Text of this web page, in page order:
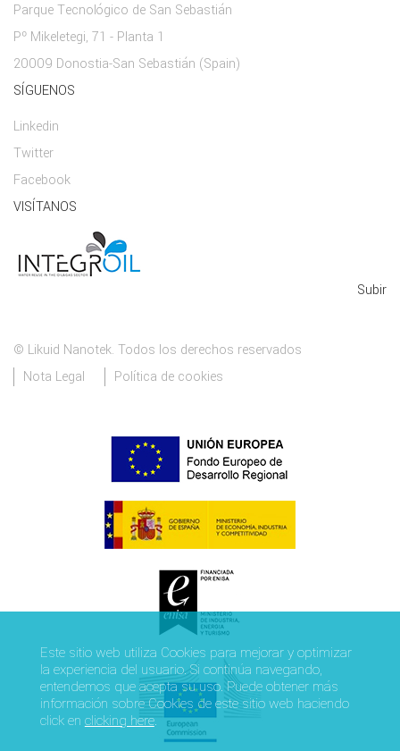
Este sitio web utiliza Cookies para mejorar y optimizar
la experiencia del usuario. Si continúa navegando,
entendemos que acepta su uso. Puede obtener más
información sobre Cookies de este sitio web haciendo
click en clicking here.
Parque Tecnológico de San Sebastián
Pº Mikeletegi, 71 - Planta 1
20009 Donostia-San Sebastián (Spain)
SÍGUENOS
Linkedin
Twitter
Facebook
VISÍTANOS
Subir
© Likuid Nanotek. Todos los derechos reservados
Nota Legal
Política de cookies